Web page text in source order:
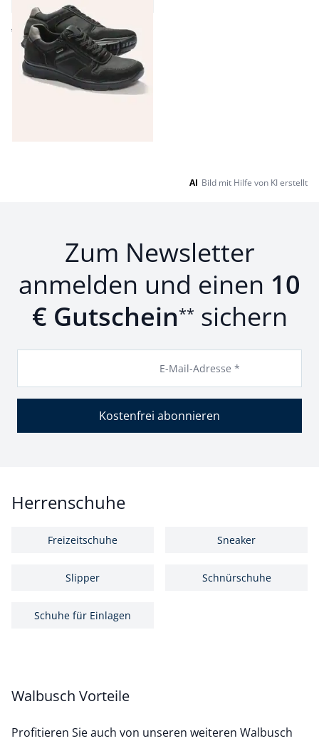
€ 99,99
AI Bild mit Hilfe von KI erstellt
Zum Newsletter
anmelden und einen 10
€ Gutschein** sichern
E-Mail-Adresse *
Kostenfrei abonnieren
Herrenschuhe
Freizeitschuhe Sneaker
Slipper Schnürschuhe
Schuhe für Einlagen
Walbusch Vorteile
Profitieren Sie auch von unseren weiteren Walbusch